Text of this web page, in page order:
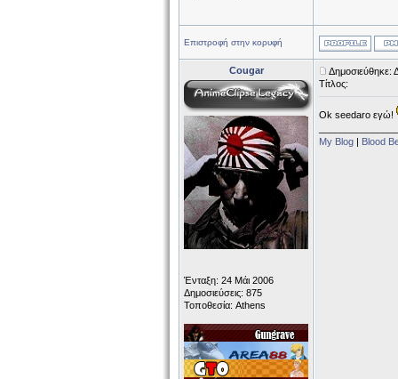
Επιστροφή στην κορυφή
Cougar
Ένταξη: 24 Μάι 2006
Δημοσιεύσεις: 875
Τοποθεσία: Athens
Δημοσιεύθηκε:
Τίτλος:
Ok seedaro εγώ!
My Blog | Blood